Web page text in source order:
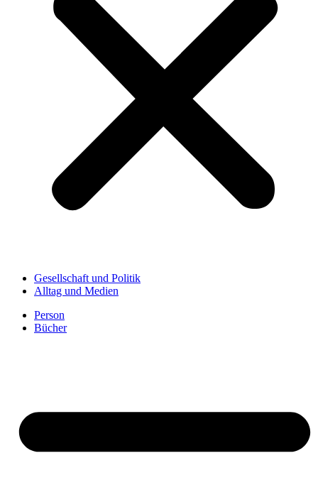
Gesellschaft und Politik
Alltag und Medien
Person
Bücher